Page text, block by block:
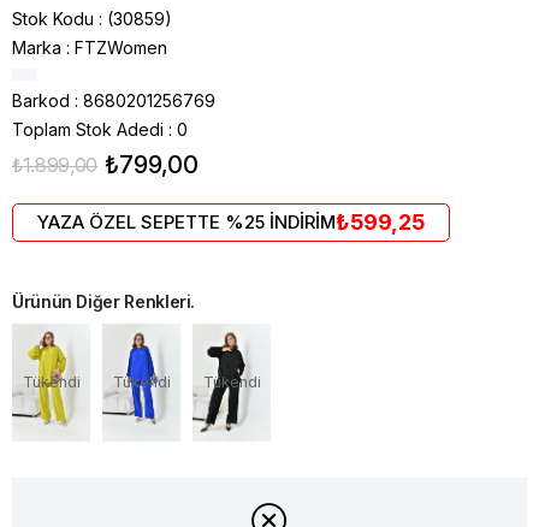
Stok Kodu
(30859)
Marka : FTZWomen
Barkod : 8680201256769
Toplam Stok Adedi : 0
₺1.899,00 ₺799,00
YAZA ÖZEL SEPETTE %25 İNDİRİM₺599,25
Ürünün Diğer Renkleri.
Tükendi Tükendi Tükendi